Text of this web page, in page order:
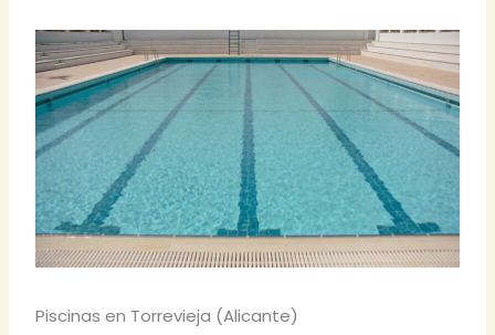
Piscinas en Torrevieja (Alicante)